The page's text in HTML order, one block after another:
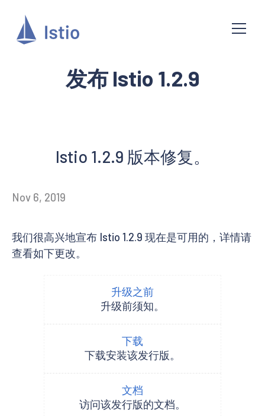
发布 Istio 1.2.9
Istio 1.2.9 版本修复。
Nov 6, 2019
我们很高兴地宣布 Istio 1.2.9 现在是可用的，详情请
查看如下更改。
升级之前
升级前须知。
下载
下载安装该发行版。
文档
访问该发行版的文档。